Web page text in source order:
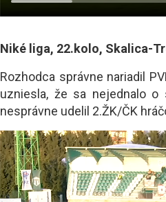
Niké liga, 22.kolo, Skalica-
Rozhodca správne nariadil
uzniesla, že sa nejednalo
nesprávne udelil 2.ŽK/ČK